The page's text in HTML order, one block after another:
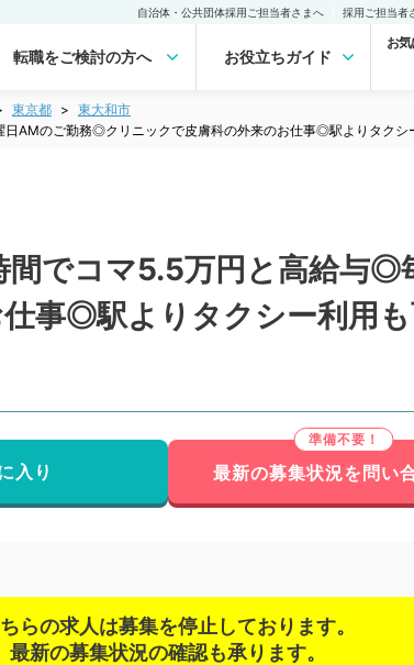
自治体・公共団体採用ご担当者さまへ 採用ご担当者
転職をご検討の方へ お役立ちガイド
お
東京都
東大和市
AMのご勤務◎クリニックで皮膚科の外来のお仕事◎駅よりタク
間でコマ5.5万円と高給与
事◎駅よりタクシー利用
入り 最新の募集状況を問い
らの求人は募集を停止しております。
最新の募集状況の確認も承ります。